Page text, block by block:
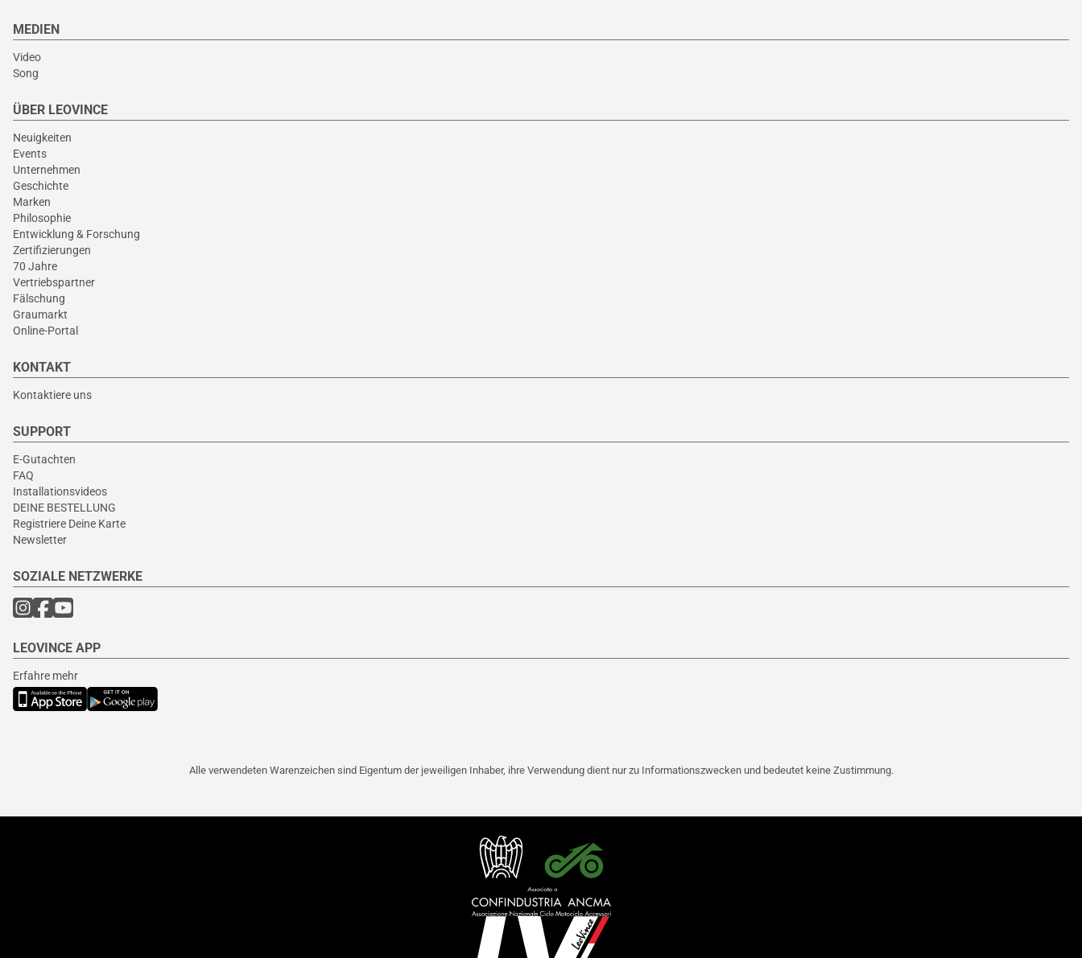
MEDIEN
Video
Song
ÜBER LEOVINCE
Neuigkeiten
Events
Unternehmen
Geschichte
Marken
Philosophie
Entwicklung & Forschung
Zertifizierungen
70 Jahre
Vertriebspartner
Fälschung
Graumarkt
Online-Portal
KONTAKT
Kontaktiere uns
SUPPORT
E-Gutachten
FAQ
Installationsvideos
DEINE BESTELLUNG
Registriere Deine Karte
Newsletter
SOZIALE NETZWERKE
LEOVINCE APP
Erfahre mehr
Alle verwendeten Warenzeichen sind Eigentum der jeweiligen Inhaber, ihre Verwendung dient nur zu Informationszwecken und bedeutet keine Zustimmung.